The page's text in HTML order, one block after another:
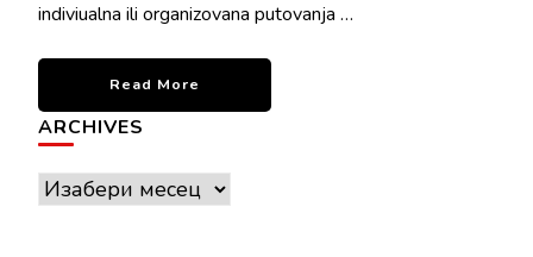
indiviualna ili organizovana putovanja …
Read More
ARCHIVES
Archives